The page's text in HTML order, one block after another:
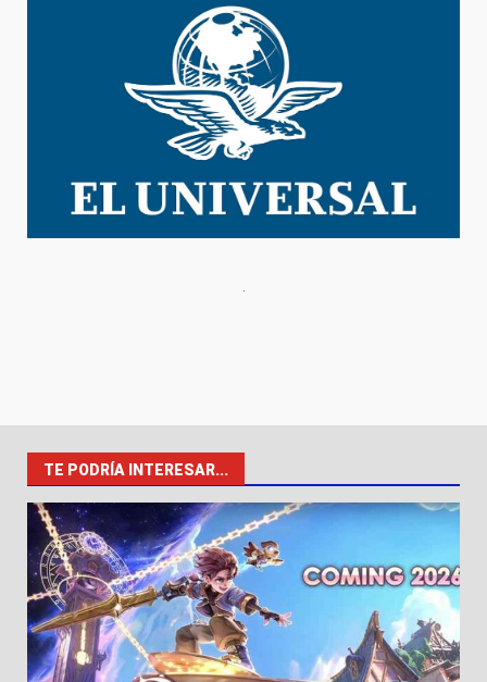
TE PODRÍA INTERESAR...